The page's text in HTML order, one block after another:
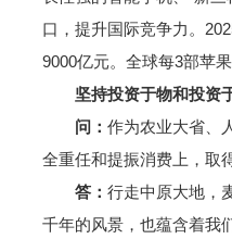
口，提升国际竞争力。
9000亿元。全球每3部苹
坚持投资于物和投资
问： 作为农业大省、
全重任和提振消费上，取
答： 行走中原大地，
千年的风景，也蕴含着我